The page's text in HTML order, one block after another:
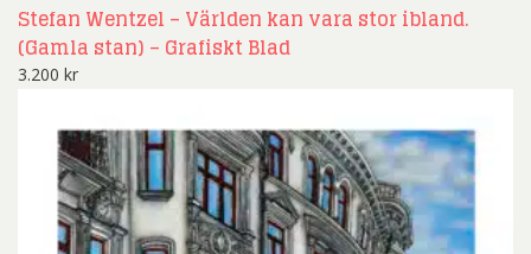
Stefan Wentzel – Världen kan vara stor ibland.
(Gamla stan) – Grafiskt Blad
3.200 kr